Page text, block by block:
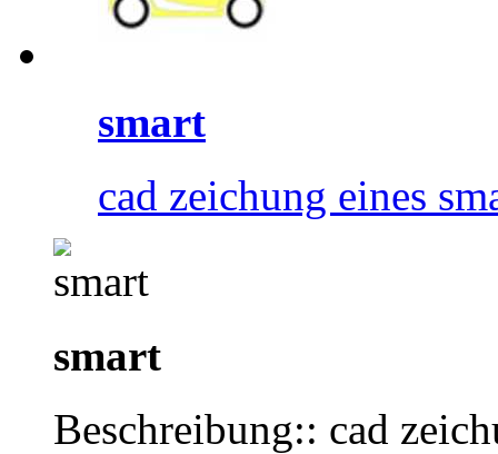
smart
cad zeichung eines
smart
Beschreibung:: cad